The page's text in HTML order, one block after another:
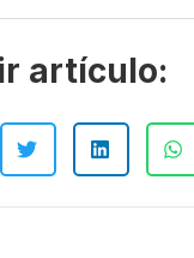
artículo: